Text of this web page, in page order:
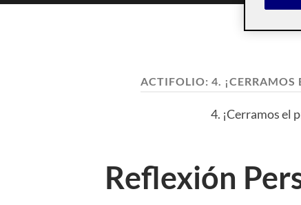
ACTIFOLIO: 4. ¡CERRAMOS
4. ¡Cerramos el
Reflexión